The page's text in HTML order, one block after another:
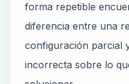
forma repetible
diferencia entre una
configuración parcial
incorrecta sobre lo